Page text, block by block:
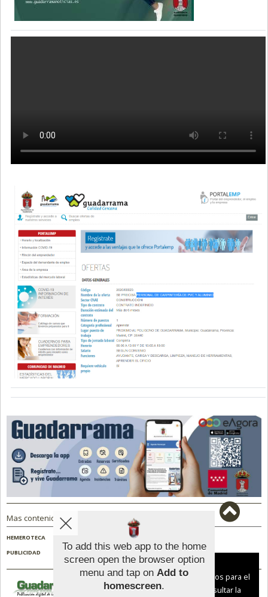
Mas contenido de Guadarrama Noticias:
PUBLICIDAD
Guadarrama Noticias | Términos de uso|
Aviso sobre el Uso de cookies:
Utilizamos cookies nuestras y de terceros para el
funcionamiento del digital. Puedes consultar la
To add this web app to the home
screen open the browser option
menu and tap on Add to
homescreen.